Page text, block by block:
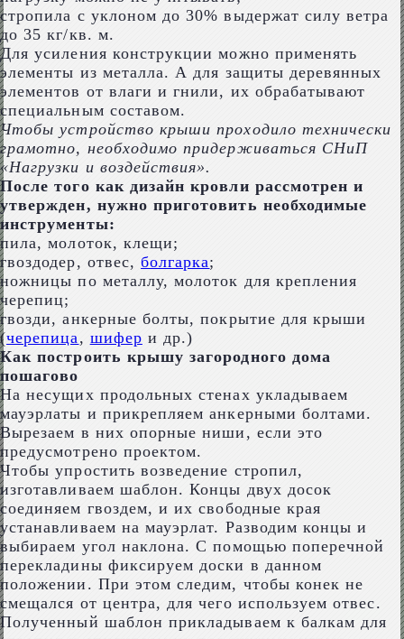
стропила с уклоном до 30% выдержат силу ветра
до 35 кг/кв. м.
Для усиления конструкции можно применять
элементы из металла. А для защиты деревянных
элементов от влаги и гнили, их обрабатывают
специальным составом.
Чтобы устройство крыши проходило технически
грамотно, необходимо придерживаться СНиП
«Нагрузки и воздействия».
После того как дизайн кровли рассмотрен и
утвержден, нужно приготовить необходимые
инструменты:
пила, молоток, клещи;
гвоздодер, отвес,болгарка;
ножницы по металлу, молоток для крепления
черепиц;
гвозди, анкерные болты, покрытие для крыши
(черепица, шифер и др.)
Как построить крышу загородного дома
пошагово
На несущих продольных стенах укладываем
мауэрлаты и прикрепляем анкерными болтами.
Вырезаем в них опорные ниши, если это
предусмотрено проектом.
Чтобы упростить возведение стропил,
изготавливаем шаблон. Концы двух досок
соединяем гвоздем, и их свободные края
устанавливаем на мауэрлат. Разводим концы и
выбираем угол наклона. С помощью поперечной
перекладины фиксируем доски в данном
положении. При этом следим, чтобы конек не
смещался от центра, для чего используем отвес.
Полученный шаблон прикладываем к балкам для